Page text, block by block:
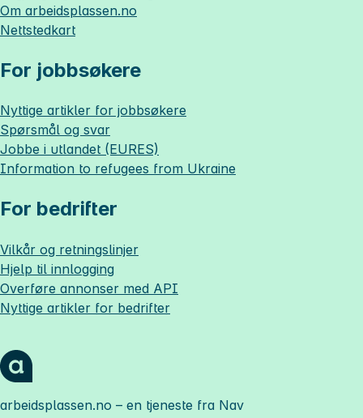
Om arbeidsplassen.no
Nettstedkart
For jobbsøkere
Nyttige artikler for jobbsøkere
Spørsmål og svar
Jobbe i utlandet (EURES)
Information to refugees from Ukraine
For bedrifter
Vilkår og retningslinjer
Hjelp til innlogging
Overføre annonser med API
Nyttige artikler for bedrifter
arbeidsplassen.no – en tjeneste fra Nav